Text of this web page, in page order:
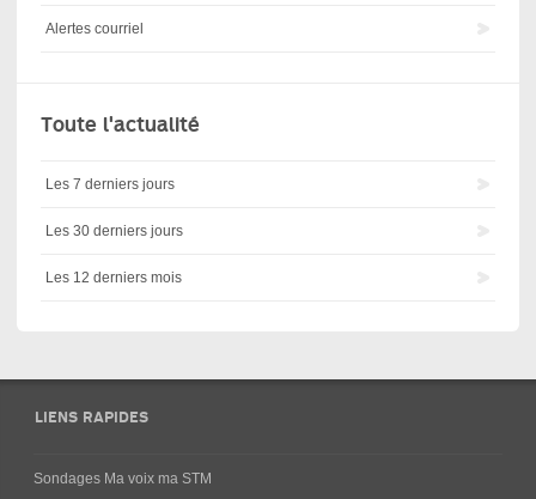
Alertes courriel
Toute l'actualité
Les 7 derniers jours
Les 30 derniers jours
Les 12 derniers mois
LIENS RAPIDES
Sondages Ma voix ma STM